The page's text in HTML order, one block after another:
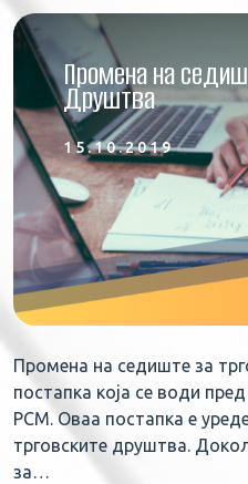
Промена на
Друштва
15.10.2019
Промена на седиште за
постапка која се води
РСМ. Оваа постапка е
трговските друштва.
за…